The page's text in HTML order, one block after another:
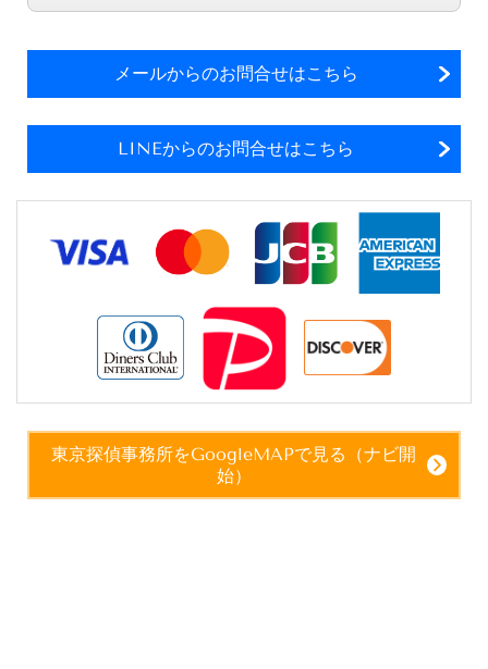
メールからのお問合せはこちら
LINEからのお問合せはこちら
東京探偵事務所をGoogleMAPで見る（ナビ開
始）